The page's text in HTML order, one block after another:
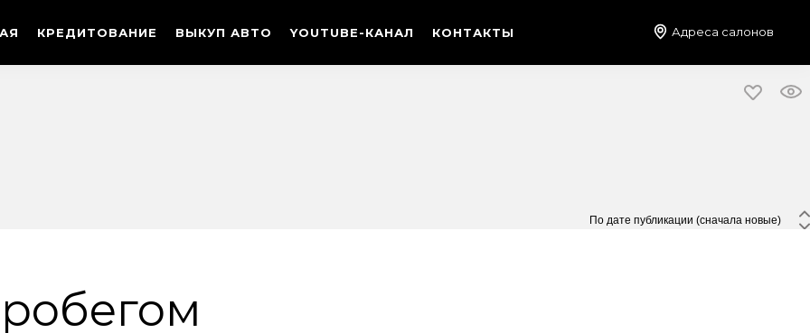
КРЕДИТОВАНИЕ ВЫКУП АВТО YOUTUBE-КАНАЛ КОНТАКТЫ Адреса салонов
Видео